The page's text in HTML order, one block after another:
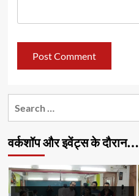
वर्कशॉप और इवेंट्स के दौरान…